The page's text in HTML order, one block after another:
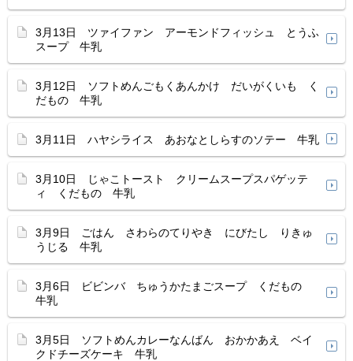
3月13日 ツァイファン アーモンドフィッシュ とうふ
スープ 牛乳
3月12日 ソフトめんごもくあんかけ だいがくいも く
だもの 牛乳
3月11日 ハヤシライス あおなとしらすのソテー 牛乳
3月10日 じゃこトースト クリームスープスパゲッテ
ィ くだもの 牛乳
3月9日 ごはん さわらのてりやき にびたし りきゅ
うじる 牛乳
3月6日 ビビンバ ちゅうかたまごスープ くだもの
牛乳
3月5日 ソフトめんカレーなんばん おかかあえ ベイ
クドチーズケーキ 牛乳